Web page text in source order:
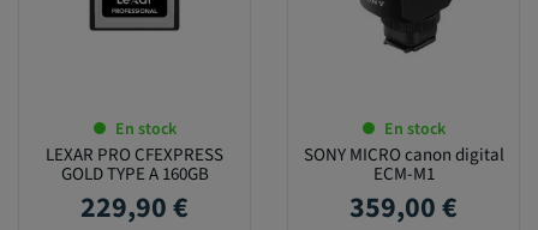
En stock
LEXAR PRO CFEXPRESS
GOLD TYPE A 160GB
Prix
229,90 €
En stock
SONY MICRO canon digital
ECM-M1
Prix
359,00 €